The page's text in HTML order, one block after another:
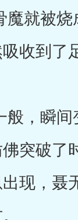
被烧
收到了
瞬间
突破了
现，